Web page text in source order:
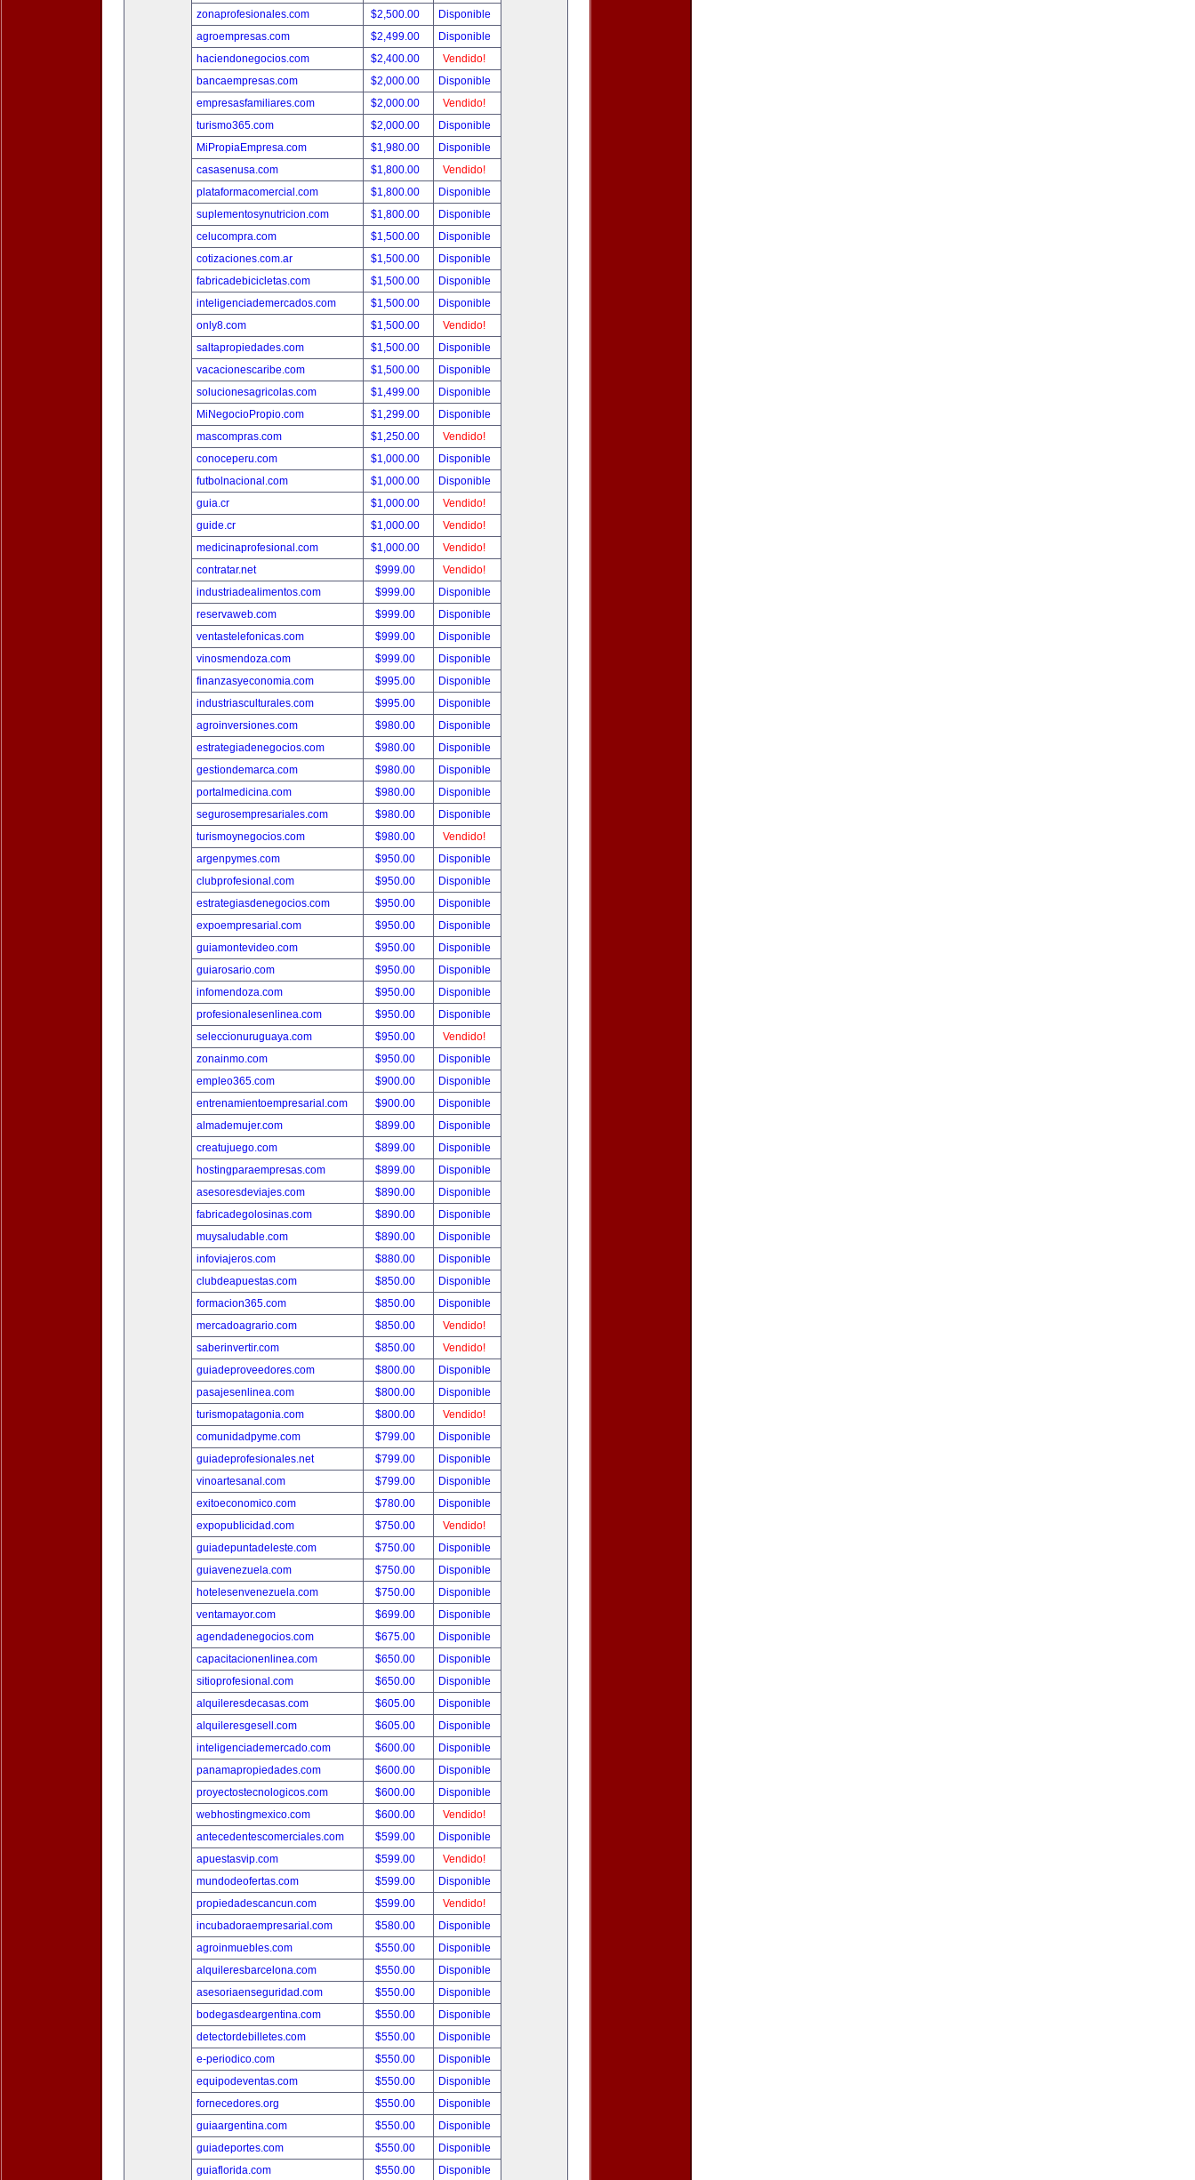
zonaprofesionales.com
$2,500.00
Disponible
agroempresas.com
$2,499.00
Disponible
haciendonegocios.com
$2,400.00
Vendido!
bancaempresas.com
$2,000.00
Disponible
empresasfamiliares.com
$2,000.00
Vendido!
turismo365.com
$2,000.00
Disponible
MiPropiaEmpresa.com
$1,980.00
Disponible
casasenusa.com
$1,800.00
Vendido!
plataformacomercial.com
$1,800.00
Disponible
suplementosynutricion.com
$1,800.00
Disponible
celucompra.com
$1,500.00
Disponible
cotizaciones.com.ar
$1,500.00
Disponible
fabricadebicicletas.com
$1,500.00
Disponible
inteligenciademercados.com
$1,500.00
Disponible
only8.com
$1,500.00
Vendido!
saltapropiedades.com
$1,500.00
Disponible
vacacionescaribe.com
$1,500.00
Disponible
solucionesagricolas.com
$1,499.00
Disponible
MiNegocioPropio.com
$1,299.00
Disponible
mascompras.com
$1,250.00
Vendido!
conoceperu.com
$1,000.00
Disponible
futbolnacional.com
$1,000.00
Disponible
guia.cr
$1,000.00
Vendido!
guide.cr
$1,000.00
Vendido!
medicinaprofesional.com
$1,000.00
Vendido!
contratar.net
$999.00
Vendido!
industriadealimentos.com
$999.00
Disponible
reservaweb.com
$999.00
Disponible
ventastelefonicas.com
$999.00
Disponible
vinosmendoza.com
$999.00
Disponible
finanzasyeconomia.com
$995.00
Disponible
industriasculturales.com
$995.00
Disponible
agroinversiones.com
$980.00
Disponible
estrategiadenegocios.com
$980.00
Disponible
gestiondemarca.com
$980.00
Disponible
portalmedicina.com
$980.00
Disponible
segurosempresariales.com
$980.00
Disponible
turismoynegocios.com
$980.00
Vendido!
argenpymes.com
$950.00
Disponible
clubprofesional.com
$950.00
Disponible
estrategiasdenegocios.com
$950.00
Disponible
expoempresarial.com
$950.00
Disponible
guiamontevideo.com
$950.00
Disponible
guiarosario.com
$950.00
Disponible
infomendoza.com
$950.00
Disponible
profesionalesenlinea.com
$950.00
Disponible
seleccionuruguaya.com
$950.00
Vendido!
zonainmo.com
$950.00
Disponible
empleo365.com
$900.00
Disponible
entrenamientoempresarial.com
$900.00
Disponible
almademujer.com
$899.00
Disponible
creatujuego.com
$899.00
Disponible
hostingparaempresas.com
$899.00
Disponible
asesoresdeviajes.com
$890.00
Disponible
fabricadegolosinas.com
$890.00
Disponible
muysaludable.com
$890.00
Disponible
infoviajeros.com
$880.00
Disponible
clubdeapuestas.com
$850.00
Disponible
formacion365.com
$850.00
Disponible
mercadoagrario.com
$850.00
Vendido!
saberinvertir.com
$850.00
Vendido!
guiadeproveedores.com
$800.00
Disponible
pasajesenlinea.com
$800.00
Disponible
turismopatagonia.com
$800.00
Vendido!
comunidadpyme.com
$799.00
Disponible
guiadeprofesionales.net
$799.00
Disponible
vinoartesanal.com
$799.00
Disponible
exitoeconomico.com
$780.00
Disponible
expopublicidad.com
$750.00
Vendido!
guiadepuntadeleste.com
$750.00
Disponible
guiavenezuela.com
$750.00
Disponible
hotelesenvenezuela.com
$750.00
Disponible
ventamayor.com
$699.00
Disponible
agendadenegocios.com
$675.00
Disponible
capacitacionenlinea.com
$650.00
Disponible
sitioprofesional.com
$650.00
Disponible
alquileresdecasas.com
$605.00
Disponible
alquileresgesell.com
$605.00
Disponible
inteligenciademercado.com
$600.00
Disponible
panamapropiedades.com
$600.00
Disponible
proyectostecnologicos.com
$600.00
Disponible
webhostingmexico.com
$600.00
Vendido!
antecedentescomerciales.com
$599.00
Disponible
apuestasvip.com
$599.00
Vendido!
mundodeofertas.com
$599.00
Disponible
propiedadescancun.com
$599.00
Vendido!
incubadoraempresarial.com
$580.00
Disponible
agroinmuebles.com
$550.00
Disponible
alquileresbarcelona.com
$550.00
Disponible
asesoriaenseguridad.com
$550.00
Disponible
bodegasdeargentina.com
$550.00
Disponible
detectordebilletes.com
$550.00
Disponible
e-periodico.com
$550.00
Disponible
equipodeventas.com
$550.00
Disponible
fornecedores.org
$550.00
Disponible
guiaargentina.com
$550.00
Disponible
guiadeportes.com
$550.00
Disponible
guiaflorida.com
$550.00 Disponible